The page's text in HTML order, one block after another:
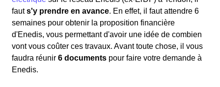
fauts'y prendre en avance. En effet, il faut attendre 6
semaines pour obtenir la proposition financière
d'Enedis, vous permettant d'avoir une idée de combien
vont vous coûter ces travaux. Avant toute chose, il vous
faudra réunir 6 documents pour faire votre demande à
Enedis.